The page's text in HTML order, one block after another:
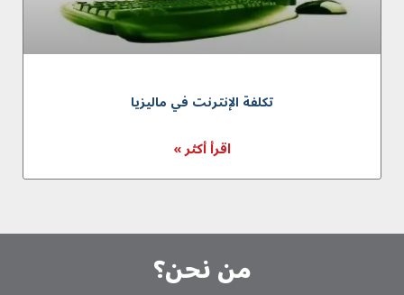
تكلفة الإنترنت في ماليزيا
اقرأ أكثر »
من نحن؟